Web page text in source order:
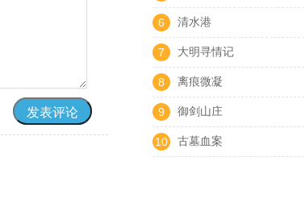
6 清水港
7 大明寻情记
8 离痕微凝
9 御剑山庄
10 古墓血案